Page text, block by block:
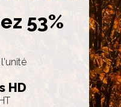
53%
HD